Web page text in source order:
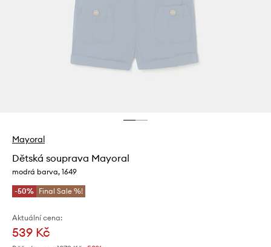
Mayoral
Dětská souprava Mayoral
modrá barva, 1649
-50% Final Sale %!
Aktuální cena:
539 Kč